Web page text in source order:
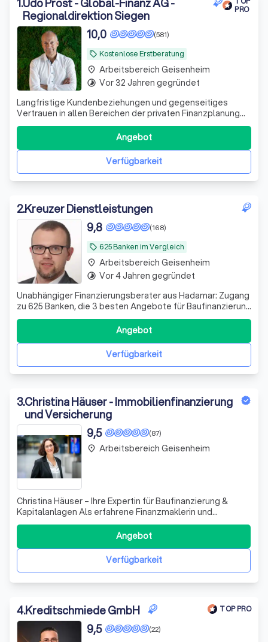
Regionaldirektion Siegen
PRO
local_offer Kostenlose Erstberatung
(581)
10,0
Langfristige Kundenbeziehungen und gegenseitiges
Vertrauen in allen Bereichen der privaten Finanzplanung
zeichnen uns aus. Im Bereich Kapitalanlage, Vorsorge und
Experten der Finanzanalyse für Privathaushalte - und
arbeiten unabhängig vonVerfügbarkeit
Angebot
place Arbeitsbereich Geisenheim
timelapse Vor 32 Jahren gegründet
2.Kreuzer Dienstleistungen
local_offer 625 Banken im Vergleich
(168)
9,8
Unabhängiger Finanzierungsberater aus Hadamar: Zugang
zu 625 Banken, die 3 besten Angebote für Baufinanzierung
& Kredite – kostenlos, unverbindlich. Ergänzend:
Strom-/Gastarifoptimierung.
Verfügbarkeit
Angebot
place Arbeitsbereich Geisenheim
timelapse Vor 4 Jahren gegründet
3.Christina Häuser - Immobilienfinanzierung
und Versicherung
(87)
9,5
Christina Häuser – Ihre Expertin für Baufinanzierung &
Kapitalanlagen Als erfahrene Finanzmaklerin und
Baufinanzierungsspezialistin unterstütze ich Sie dabei,
Ihre finanziellen Ziele sicher und strukturiert zu erreichen.
Mein Fokus liegt auf der individuellen Beratung rund um
ImmobilienfinanzierungVerfügbarkeit
Angebot
place Arbeitsbereich Geisenheim
4.Kreditschmiede GmbH TOP PRO
(22)
9,5